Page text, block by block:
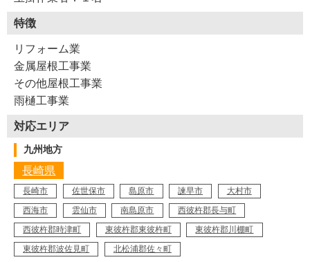
特徴
リフォーム業
金属屋根工事業
その他屋根工事業
雨樋工事業
対応エリア
九州地方
長崎県
長崎市 佐世保市 島原市 諫早市
大村市
西海市
雲仙市 南島原市
西彼杵郡長与町
西彼杵郡時津町
東彼杵郡東彼杵町
東彼杵郡川棚町
東彼杵郡波佐見町
北松浦郡佐々町